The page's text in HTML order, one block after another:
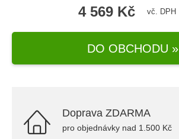
4 569 Kč vč. DPH
DO OBCHODU »
Doprava ZDARMA
pro objednávky nad 1.500 Kč